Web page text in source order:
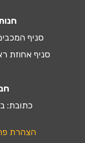
סניף המכבים:
סניף אחוזת
כתובת: ביל"ו 2, קניון
הצהרת